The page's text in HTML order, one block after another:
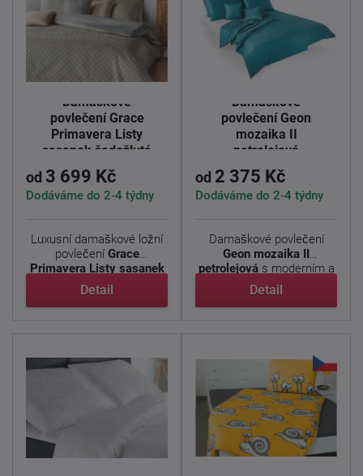
Damaškové
povlečení Grace
Primavera Listy
sasanek šedožlutá
od 3 699 Kč
Dodáváme do 2-4 týdny
Luxusní damaškové ložní
povlečeníGrace
Primavera Listy sasanek
je z ...
Detail
Damaškové
povlečení Geon
mozaika II
petrolejová
od 2 375 Kč
Dodáváme do 2-4 týdny
Damaškové povlečení
Geon mozaika II
petrolejová s moderním a
nápaditým ...
Detail